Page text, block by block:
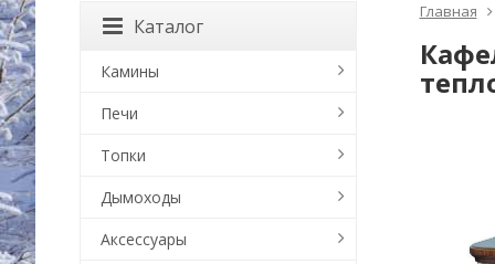
Главная
Каталог
Камины
Печи
Топки
Дымоходы
Аксессуары